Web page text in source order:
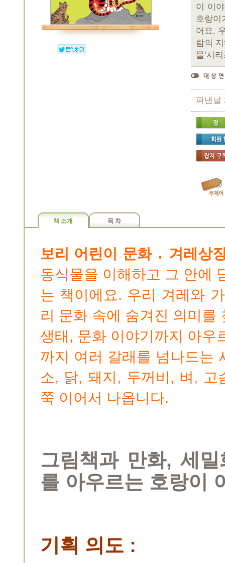
이 이
호랑이
어요.
람의
물’시
펴낸날
책 소개 목 차
보리 어린이 문화 ․ 겨레상
동식물을 이해하고 그 안에
는 책이에요. 우리 겨레와
리 문화 속에 숨겨진 의미를
생태, 문화 이야기까지 아우
까지 여러 갈래를 넘나드는
소, 닭, 돼지, 두꺼비, 벼,
쭉 이어서 나옵니다.
그림책과 만화, 세
를 아우르는 호랑이
기획 의도 :